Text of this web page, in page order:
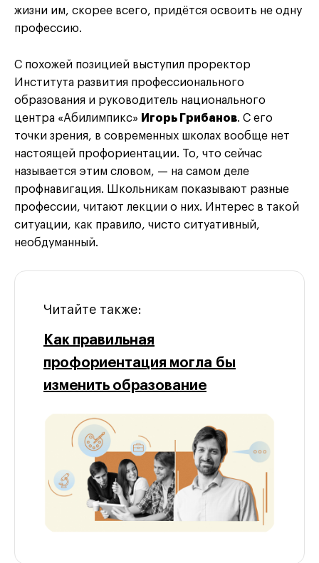
жизни им, скорее всего, придётся освоить не одну
профессию.
С похожей позицией выступил проректор
Института развития профессионального
образования и руководитель национального
центра «Абилимпикс» Игорь Грибанов. С его
точки зрения, в современных школах вообще нет
настоящей профориентации. То, что сейчас
называется этим словом, — на самом деле
профнавигация. Школьникам показывают разные
профессии, читают лекции о них. Интерес в такой
ситуации, как правило, чисто ситуативный,
необдуманный.
Читайте также:
Как правильная
профориентация могла бы
изменить образование